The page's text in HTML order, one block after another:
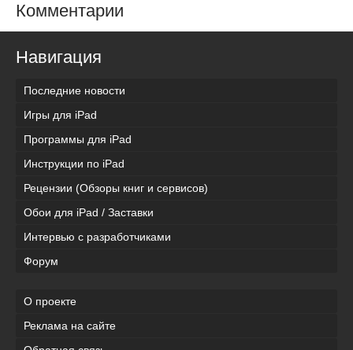
Комментарии
Навигация
Последние новости
Игры для iPad
Программы для iPad
Инструкции по iPad
Рецензии (Обзоры книг и сервисов)
Обои для iPad / Заставки
Интервью с разработчиками
Форум
О проекте
Реклама на сайте